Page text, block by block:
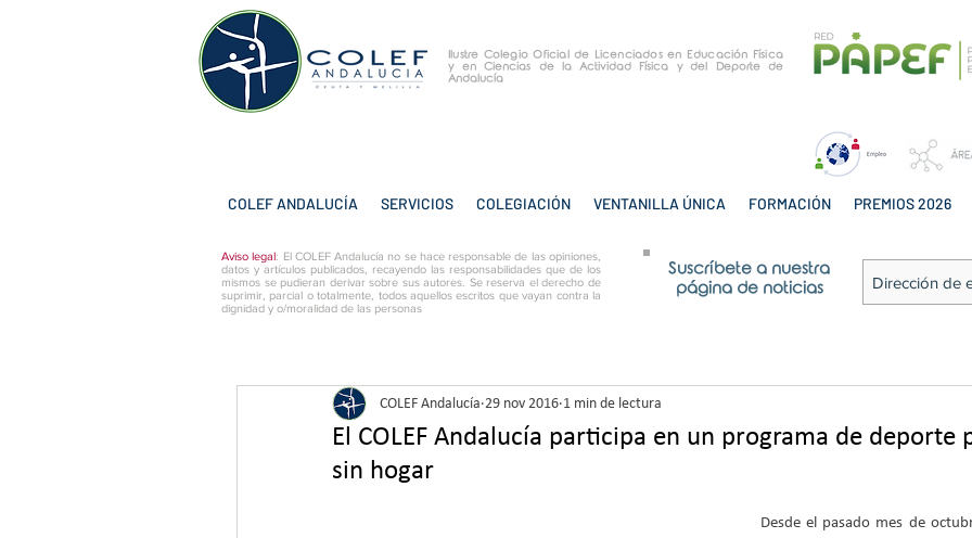
Ilustre Colegio Oficial de Licenciados en Educación Física
y en Ciencias de la Actividad Física y del Deporte de
Andalucía
COLEF ANDALUCÍA SERVICIOS COLEGIACIÓN VENTANILLA ÚNICA FORMACIÓN PREMIOS 2026
Aviso legal: El COLEF Andalucía no se hace responsable de las opiniones,
datos y artículos publicados, recayendo las responsabilidades que de los
mismos se pudieran derivar sobre sus autores. Se reserva el derecho de
suprimir, parcial o totalmente, todos aquellos escritos que vayan contra la
dignidad y o/moralidad de las personas
Suscríbete a nuestra
página de noticias
El COLEF Andalucía participa en un programa de deporte
sin hogar
COLEF Andalucía 29 nov 2016 1 min de lectura